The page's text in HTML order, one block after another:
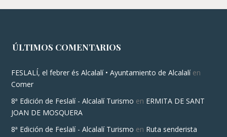
ÚLTIMOS COMENTARIOS
FESLALÍ, el febrer és Alcalalí • Ayuntamiento de Alcalalíen
Comer
8ª Edición de Feslalí - Alcalalí Turismo en ERMITA DE SANT
JOAN DE MOSQUERA
8ª Edición de Feslalí - Alcalalí Turismo en Ruta senderista